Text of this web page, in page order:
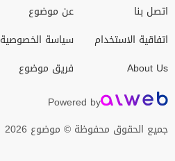
اتصل بنا
اتفاقية الاستخدام
About Us
عن موضوع
سياسة الخصوصية
فريق موضوع
Powered by
جميع الحقوق محفوظة © موضوع 2026